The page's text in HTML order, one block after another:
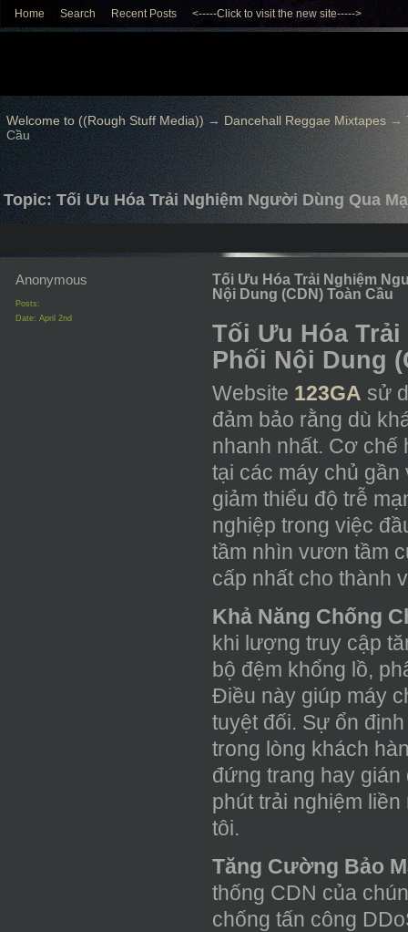
Home Search Recent Posts <-----Click to visit the new site----->
Welcome to ((Rough Stuff Media)) → Dancehall Reggae Mixtapes→
Cầu
Topic: Tối Ưu Hóa Trải Nghiệm Người Dùng Qua
Anonymous
Posts:
Date: April 2nd
Tối Ưu Hóa Trải Nghiệm
Nội Dung (CDN) Toàn Cầu
Tối Ưu Hóa
Phối Nội Dung
Website 123GA sử
đảm bảo rằng dù
nhanh nhất. Cơ chế
tại các máy chủ
giảm thiểu độ trễ
nghiệp trong việc
tầm nhìn vươn tầm
cấp nhất cho thành
Khả Năng Chống
khi lượng truy cập
bộ đệm khổng lồ,
Điều này giúp máy
tuyệt đối. Sự ổn
trong lòng khách
đứng trang hay
phút trải nghiệm
tôi.
Tăng Cường Bảo
thống CDN của
chống tấn công